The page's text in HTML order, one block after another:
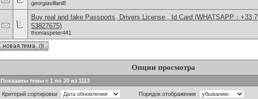
georgiavillani8
Buy real and fake Passports, Drivers License , Id Card (WHATSAPP：+33 7
53827675)
thomaspeter441
Опции просмотра
Показаны темы с 1 по 20 из 1113
Критерий сортировки
Порядок отображения